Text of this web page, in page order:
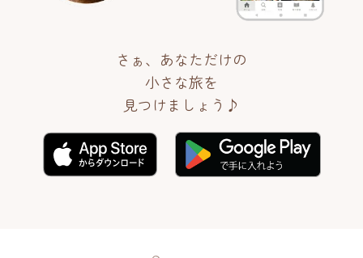
さぁ、あなただけの
小さな旅を
見つけましょう♪